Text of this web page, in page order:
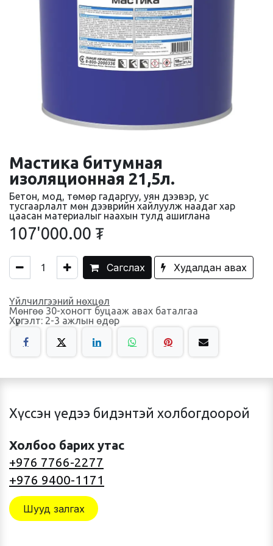
Мастика битумная
изоляционная 21,5л.
Бетон, мод, төмөр гадаргуу, уян дээвэр, ус
тусгаарлалт мөн дээврийн хайлуулж наадаг хар
цаасан материалыг наахын тулд ашиглана
107'000.00 ₮
Сагслах Худалдан авах
Үйлчилгээний нөхцөл
Мөнгөө 30-хоногт буцааж авах баталгаа
Хүргэлт: 2-3 ажлын өдөр
Хүссэн үедээ бидэнтэй холбогдоорой
Холбоо барих утас
+976 7766-2277
+976 9400-1171
Шууд залгах